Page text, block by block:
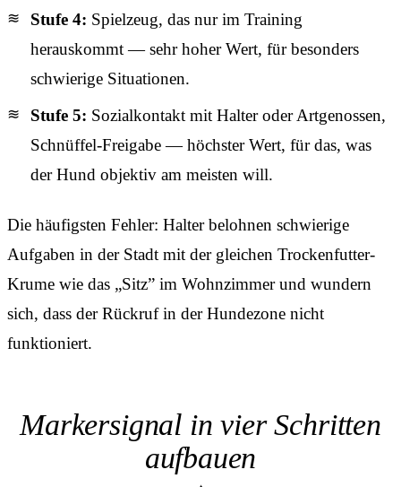
Stufe 4: Spielzeug, das nur im Training
herauskommt — sehr hoher Wert, für besonders
schwierige Situationen.
Stufe 5: Sozialkontakt mit Halter oder Artgenossen,
Schnüffel-Freigabe — höchster Wert, für das, was
der Hund objektiv am meisten will.
Die häufigsten Fehler: Halter belohnen schwierige
Aufgaben in der Stadt mit der gleichen Trockenfutter-
Krume wie das „Sitz” im Wohnzimmer und wundern
sich, dass der Rückruf in der Hundezone nicht
funktioniert.
Markersignal in vier Schritten
aufbauen